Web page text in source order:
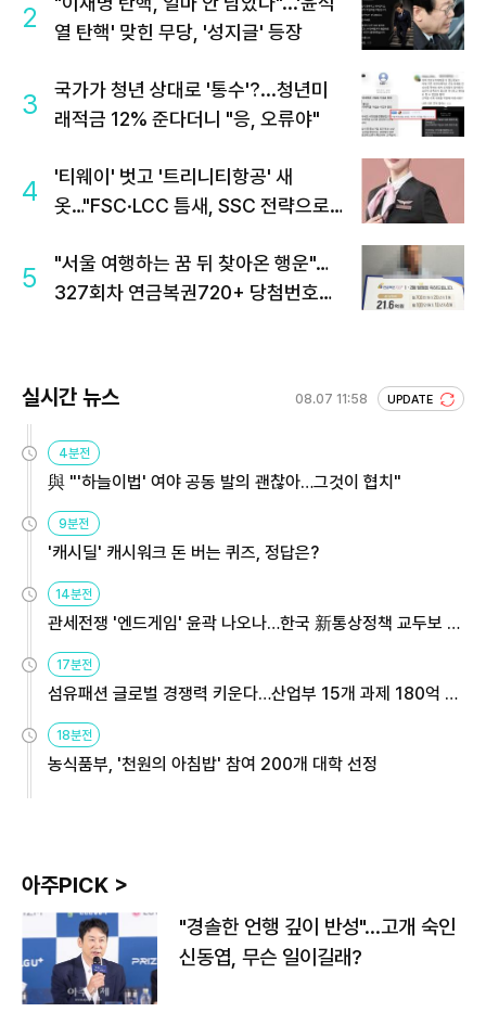
2
열 탄핵' 맞힌 무당, '성지글' 등장
3
국가가 청년 상대로 '통수'?...청년미
래적금 12% 준다더니 "응, 오류야"
4
'티웨이' 벗고 '트리니티항공' 새
옷…"FSC·LCC 틈새, SSC 전략으로
5
"서울 여행하는 꿈 뒤 찾아온 행운"…
327회차 연금복권720+ 당첨번호조
실시간 뉴스 08.07 11:58 UPDATE
4분전
與 "'하늘이법' 여야 공동 발의 괜찮아…그것이 협치"
9분전
'캐시딜' 캐시워크 돈 버는 퀴즈, 정답은?
14분전
관세전쟁 '엔드게임' 윤곽 나오나…한국 新통상정책 교두보 활
용해야
17분전
섬유패션 글로벌 경쟁력 키운다…산업부 15개 과제 180억 지
원
18분전
농식품부, '천원의 아침밥' 참여 200개 대학 선정
아주PICK >
"경솔한 언행 깊이 반성"…고개 숙인
신동엽, 무슨 일이길래?